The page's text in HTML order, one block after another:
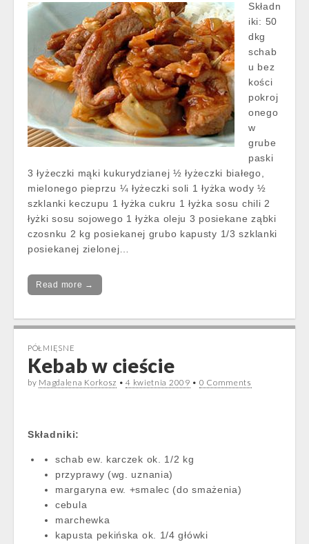
Składn
iki: 50
dkg
schab
u bez
kości
pokroj
onego
w
grube
paski
3 łyżeczki mąki kukurydzianej ½ łyżeczki białego,
mielonego pieprzu ¼ łyżeczki soli 1 łyżka wody ½
szklanki keczupu 1 łyżka cukru 1 łyżka sosu chili 2
łyżki sosu sojowego 1 łyżka oleju 3 posiekane ząbki
czosnku 2 kg posiekanej grubo kapusty 1/3 szklanki
posiekanej zielonej…
Read more →
PÓŁMIĘSNE
Kebab w cieście
by Magdalena Korkosz •4 kwietnia 2009 • 0 Comments
Składniki:
schab ew. karczek ok. 1/2 kg
przyprawy (wg. uznania)
margaryna ew. +smalec (do smażenia)
cebula
marchewka
kapusta pekińska ok. 1/4 główki